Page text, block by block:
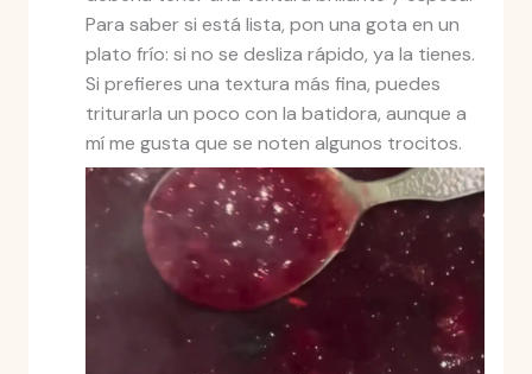
Para saber si está lista, pon una gota en un
plato frío: si no se desliza rápido, ya la tienes.
Si prefieres una textura más fina, puedes
triturarla un poco con la batidora, aunque a
mí me gusta que se noten algunos trocitos.